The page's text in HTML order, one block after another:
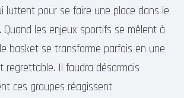
luttent pour se faire une place dans le
les enjeux sportifs se mêlent à
basket se transforme parfois en une
regrettable. Il faudra désormais
ces groupes réagissent